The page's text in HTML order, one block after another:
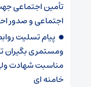
اجتماعی و صدور
پیام تسلیت
ومستمری بگیران
مناسبت شهادت
خامنه ای